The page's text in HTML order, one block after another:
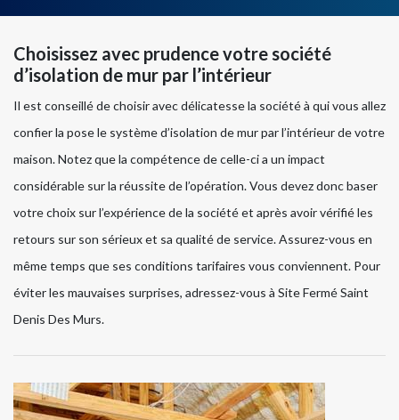
Choisissez avec prudence votre société
d’isolation de mur par l’intérieur
Il est conseillé de choisir avec délicatesse la société à qui vous allez
confier la pose le système d’isolation de mur par l’intérieur de votre
maison. Notez que la compétence de celle-ci a un impact
considérable sur la réussite de l’opération. Vous devez donc baser
votre choix sur l’expérience de la société et après avoir vérifié les
retours sur son sérieux et sa qualité de service. Assurez-vous en
même temps que ses conditions tarifaires vous conviennent. Pour
éviter les mauvaises surprises, adressez-vous à Site Fermé Saint
Denis Des Murs.